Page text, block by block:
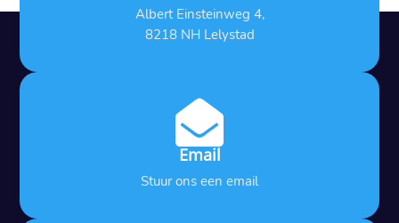
Albert Einsteinweg 4,
8218 NH Lelystad

Email
Stuur ons een email